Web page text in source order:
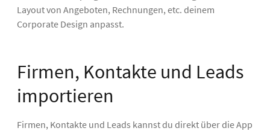
Layout von Angeboten, Rechnungen, etc. deinem
Corporate Design anpasst.
Firmen, Kontakte und Leads
importieren
Firmen, Kontakte und Leads kannst du direkt über die App